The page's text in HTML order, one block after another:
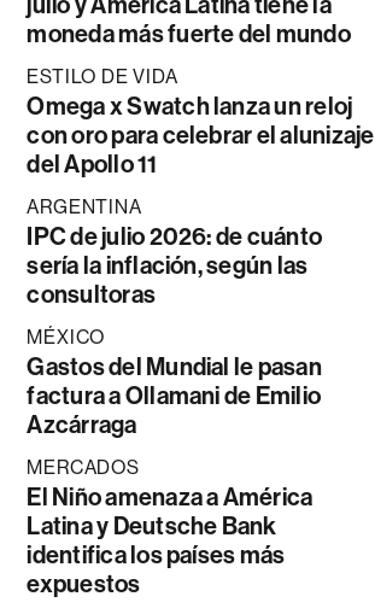
moneda más fuerte del mundo
ESTILO DE VIDA
Omega x Swatch lanza un reloj
con oro para celebrar el alunizaje
del Apollo 11
ARGENTINA
IPC de julio 2026: de cuánto
sería la inflación, según las
consultoras
MÉXICO
Gastos del Mundial le pasan
factura a Ollamani de Emilio
Azcárraga
MERCADOS
El Niño amenaza a América
Latina y Deutsche Bank
identifica los países más
expuestos